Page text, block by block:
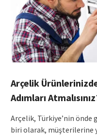
Arçelik
Adımları
Arçelik, Türkiye’nin önde
biri olarak, müşterilerine